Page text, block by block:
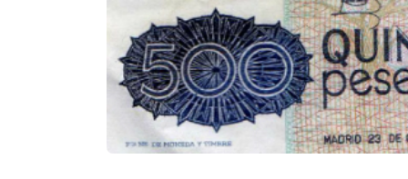
¿Sabías que…? Diez
curiosidades que igual no
sabes de cuando íbamos a
EGB
8 febrero, 2023
Gana el nuevo juego Yo
Fui a EGB ‘¿Verdad, reto o
consecuencia?’
Rider
18